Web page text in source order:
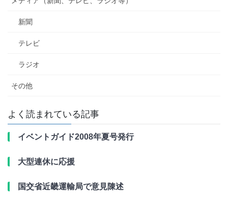
新聞
テレビ
ラジオ
その他
よく読まれている記事
イベントガイド2008年夏号発行
大型連休に応援
国交省近畿運輸局で意見陳述